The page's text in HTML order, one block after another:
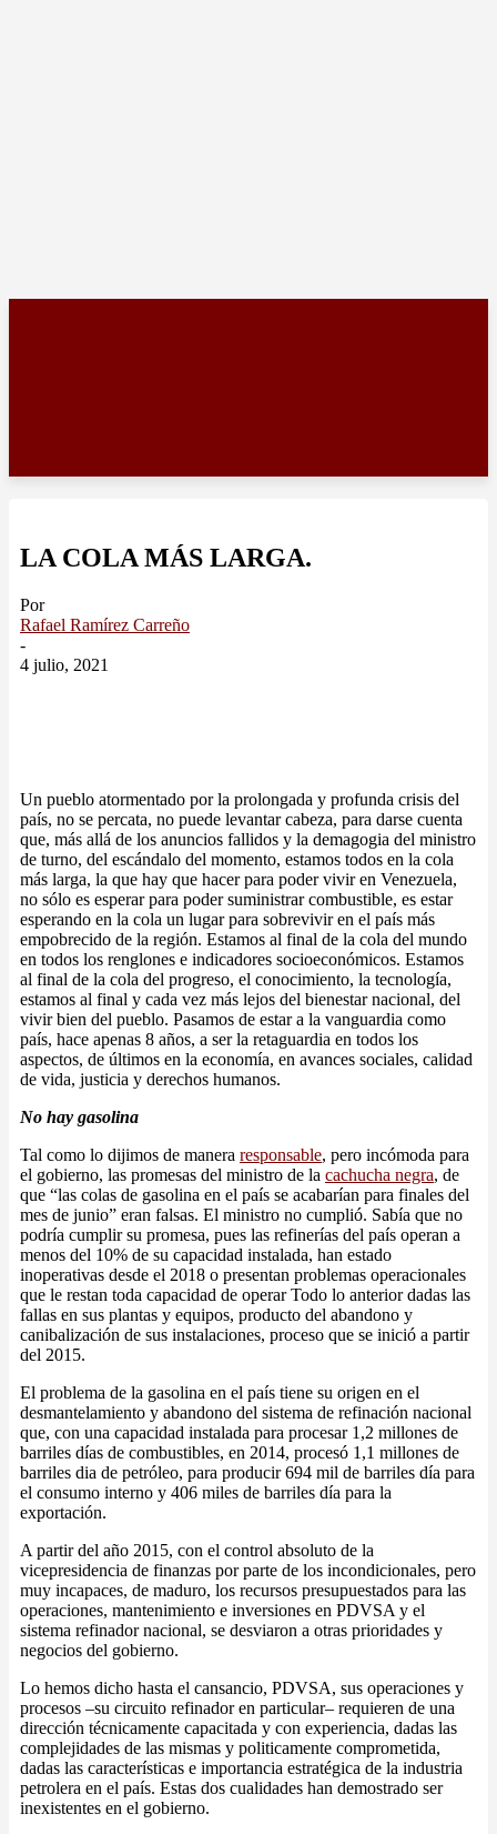
LA COLA MÁS LARGA.
Por
Rafael Ramírez Carreño
-
4 julio, 2021
Un pueblo atormentado por la prolongada y profunda crisis del
país, no se percata, no puede levantar cabeza, para darse cuenta
que, más allá de los anuncios fallidos y la demagogia del ministro
de turno, del escándalo del momento, estamos todos en la cola
más larga, la que hay que hacer para poder vivir en Venezuela,
no sólo es esperar para poder suministrar combustible, es estar
esperando en la cola un lugar para sobrevivir en el país más
empobrecido de la región. Estamos al final de la cola del mundo
en todos los renglones e indicadores socioeconómicos. Estamos
al final de la cola del progreso, el conocimiento, la tecnología,
estamos al final y cada vez más lejos del bienestar nacional, del
vivir bien del pueblo. Pasamos de estar a la vanguardia como
país, hace apenas 8 años, a ser la retaguardia en todos los
aspectos, de últimos en la economía, en avances sociales, calidad
de vida, justicia y derechos humanos.
No hay gasolina
Tal como lo dijimos de manera responsable, pero incómoda para
el gobierno, las promesas del ministro de la cachucha negra, de
que “las colas de gasolina en el país se acabarían para finales del
mes de junio” eran falsas. El ministro no cumplió. Sabía que no
podría cumplir su promesa, pues las refinerías del país operan a
menos del 10% de su capacidad instalada, han estado
inoperativas desde el 2018 o presentan problemas operacionales
que le restan toda capacidad de operar Todo lo anterior dadas las
fallas en sus plantas y equipos, producto del abandono y
canibalización de sus instalaciones, proceso que se inició a partir
del 2015.
El problema de la gasolina en el país tiene su origen en el
desmantelamiento y abandono del sistema de refinación nacional
que, con una capacidad instalada para procesar 1,2 millones de
barriles días de combustibles, en 2014, procesó 1,1 millones de
barriles dia de petróleo, para producir 694 mil de barriles día para
el consumo interno y 406 miles de barriles día para la
exportación.
A partir del año 2015, con el control absoluto de la
vicepresidencia de finanzas por parte de los incondicionales, pero
muy incapaces, de maduro, los recursos presupuestados para las
operaciones, mantenimiento e inversiones en PDVSA y el
sistema refinador nacional, se desviaron a otras prioridades y
negocios del gobierno.
Lo hemos dicho hasta el cansancio, PDVSA, sus operaciones y
procesos –su circuito refinador en particular– requieren de una
dirección técnicamente capacitada y con experiencia, dadas las
complejidades de las mismas y politicamente comprometida,
dadas las características e importancia estratégica de la industria
petrolera en el país. Estas dos cualidades han demostrado ser
inexistentes en el gobierno.